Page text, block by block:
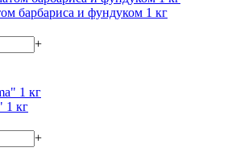
барбариса и фундуком 1 кг
+
1 кг
+